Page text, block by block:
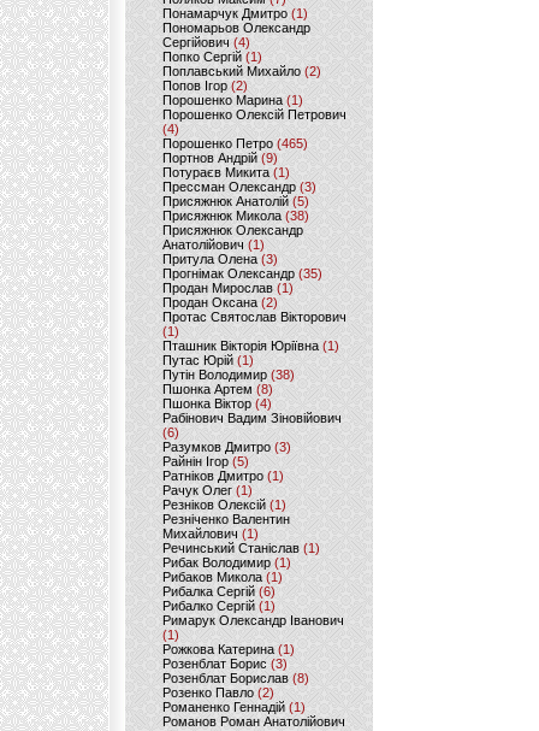
Понамарчук Дмитро (1)
Пономарьов Олександр
Сергійович(4)
Попко Сергій (1)
Поплавський Михайло (2)
Попов Ігор(2)
Порошенко Марина (1)
Порошенко Олексій Петрович
(4)
Порошенко Петро (465)
Портнов Андрій (9)
Потураєв Микита(1)
Прессман Олександр(3)
Присяжнюк Анатолій (5)
Присяжнюк Микола (38)
Присяжнюк Олександр
Анатолійович (1)
Притула Олена (3)
Прогнімак Олександр(35)
Продан Мирослав(1)
Продан Оксана (2)
Протас Святослав Вікторович
(1)
Пташник Вікторія Юріївна (1)
Путас Юрій (1)
Путін Володимир(38)
Пшонка Артем (8)
Пшонка Віктор(4)
Рабінович Вадим Зіновійович
(6)
Разумков Дмитро (3)
Райнін Ігор(5)
Ратніков Дмитро (1)
Рачук Олег (1)
Резніков Олексій(1)
Резніченко Валентин
Михайлович (1)
Речинський Станіслав (1)
Рибак Володимир(1)
Рибаков Микола(1)
Рибалка Сергій (6)
Рибалко Сергій (1)
Римарук Олександр Іванович
(1)
Рожкова Катерина(1)
Розенблат Борис (3)
Розенблат Борислав (8)
Розенко Павло (2)
Романенко Геннадій (1)
Романов Роман Анатолійович